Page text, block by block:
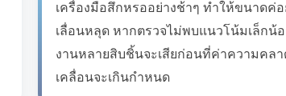
เครื่องมือสึกหรออย่างช้าๆ ทำให้ขนาดค่อ
เลื่อนหลุด หากตรวจไม่พบแนวโน้มเล็กน้
งานหลายสิบชิ้นจะเสียก่อนที่ค่าความคล
เคลื่อนจะเกินกำหนด